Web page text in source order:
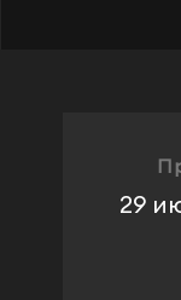
29
Задай свой